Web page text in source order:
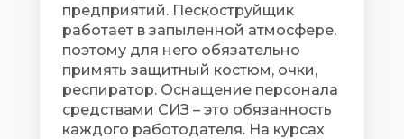
предприятий. Пескоструйщик
работает в запыленной атмосфере,
поэтому для него обязательно
примять защитный костюм, очки,
респиратор. Оснащение персонала
средствами СИЗ – это обязанность
каждого работодателя. На курсах